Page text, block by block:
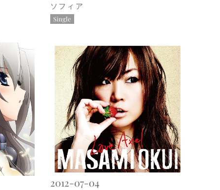
ソフィア
Single
2012-07-04